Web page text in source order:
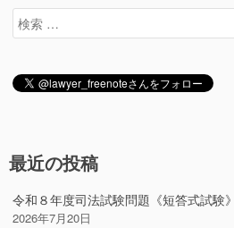
検
索
最近の投稿
令和８年度司法試験問題《短答式試
2026年7月20日